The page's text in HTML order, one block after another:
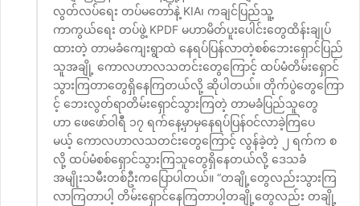
လွတ်လပ်ရေး တပ်မတော်နဲ့ KIA၊ ကချင်ပြည်သူ့
ကာကွယ်ရေး တပ်ဖွဲ့ KPDF မဟာမိတ်ပူးပေါင်းတွေထိန်းချုပ်
ထားတဲ့ တာမခံကျေးရွာထဲ နေရပ်ပြန်လာတဲ့စစ်ဘေးရှောင်ပြည်
သူအချို့ ကောလဟာလသတင်းတွေကြောင့် ထပ်မံတိမ်းရှောင်
သွားကြတာတွေရှိနေကြတယ်လို့ ဆိုပါတယ်။ တိုက်ပွဲတွေကြော
င့် ဘေးလွတ်ရာတိမ်းရှောင်သွားကြတဲ့ တာမခံပြည်သူတွေ
ဟာ ဖေဖော်ဝါရီ ၁၇ ရက်နေ့မှာမှနေရပ်ပြန်ဝင်လာခဲ့ကြပေ
မယ့် ကောလဟာလသတင်းတွေကြောင့် လွန်ခဲ့တဲ့ ၂ ရက်က စ
လို့ ထပ်မံစစ်ရှောင်သွားကြသူတွေရှိနေတယ်လို့ ဒေသခံ
အမျိုးသမီးတစ်ဦးကပြောပါတယ်။ “တချို့တွေလည်းသွားကြ
လာကြတာပါ့ တိမ်းရှောင်နေကြတာပါ့တချို့တွေလည်း တချို့